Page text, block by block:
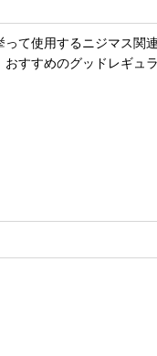
て使用するニジマス関
すすめのグッドレギュ